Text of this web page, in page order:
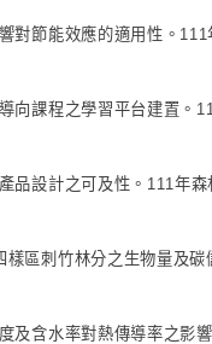
節能效應的適用性。111
課程之學習平台建置。
設計之可及性。111年森
區刺竹林分之生物量及
含水率對熱傳導率之影